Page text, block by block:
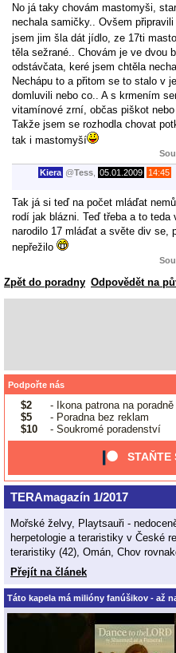
No já taky chovám mastomyši,
nechala samičky.. Ovšem
jsem jim šla dát jídlo, ze 17ti
těla sežrané.. Chovám je ve dvou
odstávčata, keré jsem chtěla
Nechápu to a přitom se to stalo v
domluvili nebo co.. A s krmením
vitamínové zrní, občas piškot nebo
Takže jsem se rozhodla chovat
tak i mastomyší
Kiera @Tess 05.01.2009 14:45
Tak já si teď na počet mláďat
rodí jak blázni. Teď třeba a to teda
narodilo 17 mláďat a světe div se,
nepřežilo
Zpět do poradny Odpovědět na
Podpořte nás
$2
- Ikona patrona na poradně
$5
- Poradna bez reklam
$10
- Soukromé poradenství
STAŇTE
TERAmagazín 1/2017
Mořské želvy, Playtsauři -
herpetologie a teraristiky v České
teraristiky (42), Omán, Chov
Přejít na článek
Táto kapela má milióny fanúšikov - až